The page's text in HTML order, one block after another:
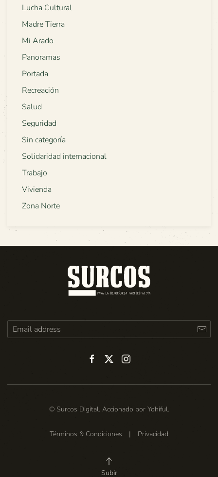
Lucha Cultural
Madre Tierra
Mi Arado
Panoramas
Portada
Recreación
Salud
Seguridad
Sin categoría
Solidaridad internacional
Trabajo
Vivienda
Zona Norte
© Surcos Digital. Accionado por Yohiful.
Términos & Condiciones | Privacidad
Subir